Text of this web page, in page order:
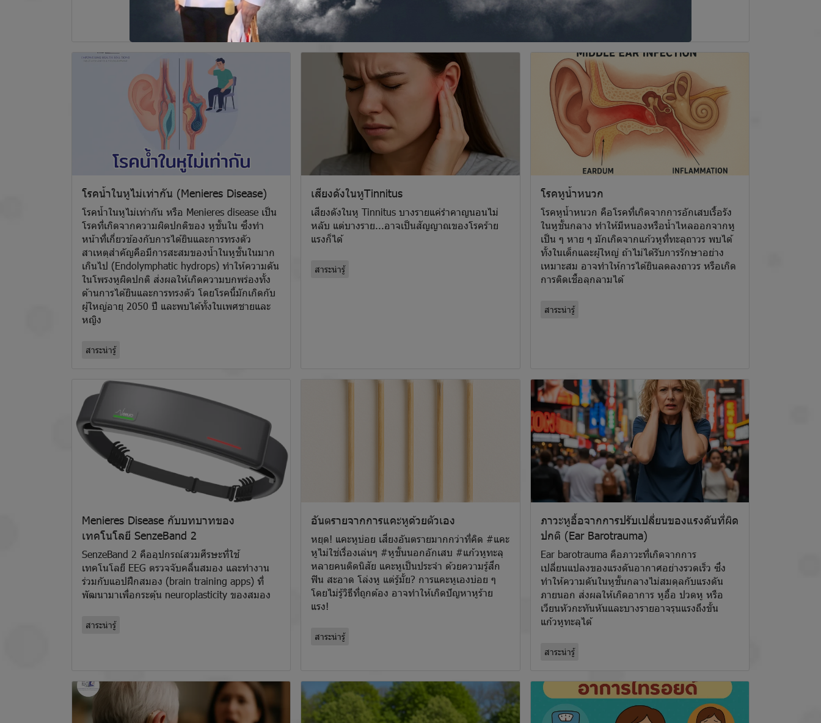
โรคน้ำในหูไม่เท่ากัน (Menieres Disease)
โรคน้ำในหูไม่เท่ากัน หรือ Menieres disease เป็น
โรคที่เกิดจากความผิดปกติของ หูชั้นใน ซึ่งทำ
หน้าที่เกี่ยวข้องกับการได้ยินและการทรงตัว
สาเหตุสำคัญคือมีการสะสมของน้ำในหูชั้นในมาก
เกินไป (Endolymphatic hydrops) ทำให้ความดัน
ในโพรงหูผิดปกติ ส่งผลให้เกิดความบกพร่องทั้ง
ด้านการได้ยินและการทรงตัว โดยโรคนี้มักเกิดกับ
ผู้ใหญ่อายุ 2050 ปี และพบได้ทั้งในเพศชายและ
หญิง
สาระน่ารู้
เสียงดังในหูTinnitus
เสียงดังในหู Tinnitus บางรายแค่รำคาญนอนไม่
หลับ แต่บางราย...อาจเป็นสัญญาณของโรคร้าย
แรงก็ได้
สาระน่ารู้
โรคหูน้ำหนวก
โรคหูน้ำหนวก คือโรคที่เกิดจากการอักเสบเรื้อรัง
ในหูชั้นกลาง ทำให้มีหนองหรือน้ำไหลออกจากหู
เป็น ๆ หาย ๆ มักเกิดจากแก้วหูที่ทะลุถาวร พบได้
ทั้งในเด็กและผู้ใหญ่ ถ้าไม่ได้รับการรักษาอย่าง
เหมาะสม อาจทำให้การได้ยินลดลงถาวร หรือเกิด
การติดเชื้อลุกลามได้
สาระน่ารู้
Menieres Disease กับบทบาทของ
เทคโนโลยี SenzeBand 2
SenzeBand 2 คืออุปกรณ์สวมศีรษะที่ใช้
เทคโนโลยี EEG ตรวจจับคลื่นสมอง และทำงาน
ร่วมกับแอปฝึกสมอง (brain training apps) ที่
พัฒนามาเพื่อกระตุ้น neuroplasticity ของสมอง
สาระน่ารู้
อันตรายจากการแคะหูด้วยตัวเอง
หยุด! แคะหูบ่อย เสี่ยงอันตรายมากกว่าที่คิด #แคะ
หูไม่ใช่เรื่องเล่นๆ #หูชั้นนอกอักเสบ #แก้วหูทะลุ
หลายคนติดนิสัย แคะหูเป็นประจำ ด้วยความรู้สึก
ฟิน สะอาด โล่งหู แต่รู้มั้ย? การแคะหูเองบ่อย ๆ
โดยไม่รู้วิธีที่ถูกต้อง อาจทำให้เกิดปัญหาหูร้าย
แรง!
สาระน่ารู้
ภาวะหูอื้อจากการปรับเปลี่ยนของแรงดันที่ผิด
ปกติ (Ear Barotrauma)
Ear barotrauma คือภาวะที่เกิดจากการ
เปลี่ยนแปลงของแรงดันอากาศอย่างรวดเร็ว ซึ่ง
ทำให้ความดันในหูชั้นกลางไม่สมดุลกับแรงดัน
ภายนอก ส่งผลให้เกิดอาการ หูอื้อ ปวดหู หรือ
เวียนหัวกะทันหันและบางรายอาจรุนแรงถึงขั้น
แก้วหูทะลุได้
สาระน่ารู้